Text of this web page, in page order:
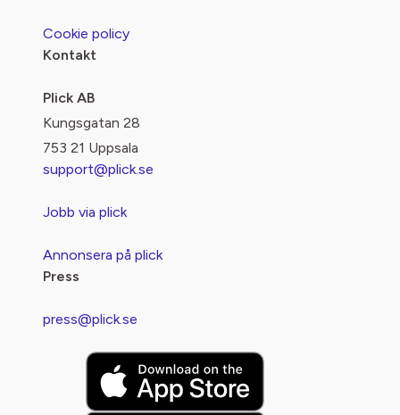
Cookie policy
Kontakt
Plick AB
Kungsgatan 28
753 21 Uppsala
support@plick.se
Jobb via plick
Annonsera på plick
Press
press@plick.se